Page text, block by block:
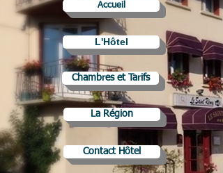
Accueil
L'Hôtel
Chambres et Tarifs
La Région
Contact Hôtel